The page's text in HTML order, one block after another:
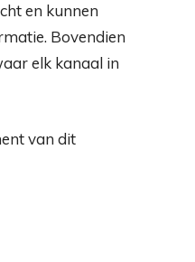
en kunnen
Bovendien
elk kanaal in
van dit